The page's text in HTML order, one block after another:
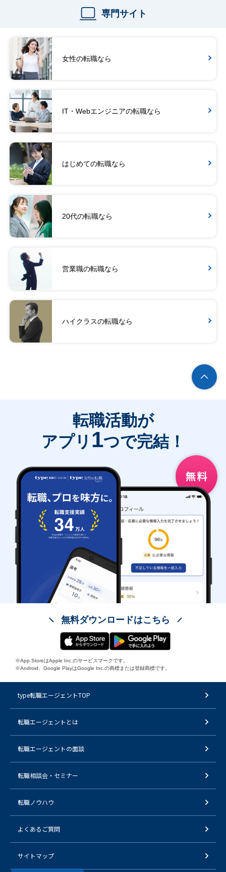
専門サイト
女性の転職なら
IT・Webエンジニアの転職なら
はじめての転職なら
20代の転職なら
営業職の転職なら
ハイクラスの転職なら
転職活動が
アプリ 1つで完結！
無料ダウンロードはこちら
※App StoreはApple Inc.のサービスマークです。
※Android、Google PlayはGoogle Inc.の商標または登録商標です。
type転職エージェントTOP
転職エージェントとは
転職エージェントの面談
転職相談会・セミナー
転職ノウハウ
よくあるご質問
サイトマップ